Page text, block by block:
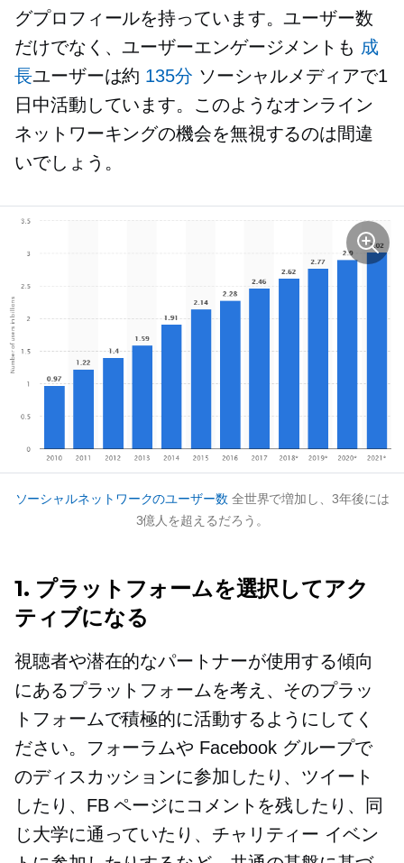
グプロフィールを持っています。ユーザー数
だけでなく、ユーザーエンゲージメントも 成
長ユーザーは約 135分 ソーシャルメディアで1
日中活動しています。このようなオンライン
ネットワーキングの機会を無視するのは間違
いでしょう。
ソーシャルネットワークのユーザー数 全世界で増加し、3年後には
3億人を超えるだろう。
1. プラットフォームを選択してアク
ティブになる
視聴者や潜在的なパートナーが使用する傾向
にあるプラットフォームを考え、そのプラッ
トフォームで積極的に活動するようにしてく
ださい。フォーラムや Facebook グループで
のディスカッションに参加したり、ツイート
したり、FB ページにコメントを残したり、同
じ大学に通っていたり、チャリティー イベン